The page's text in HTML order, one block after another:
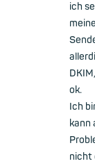
ich
ok.
Ich
kann
nicht